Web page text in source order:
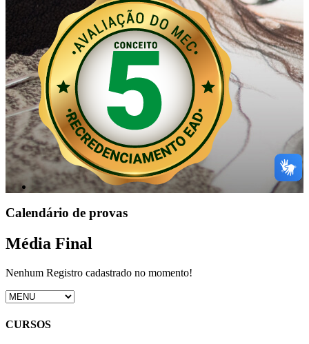
Calendário de provas
Média Final
Nenhum Registro cadastrado no momento!
CURSOS